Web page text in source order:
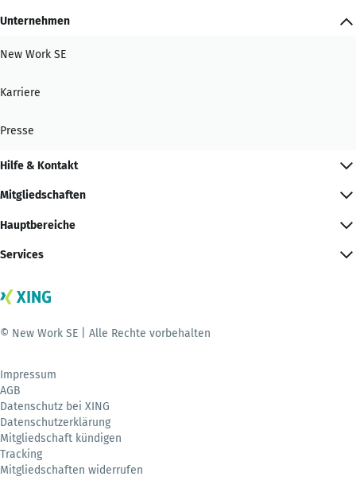
Unternehmen
New Work SE
Karriere
Presse
Hilfe & Kontakt
Mitgliedschaften
Hauptbereiche
Services
© New Work SE | Alle Rechte vorbehalten
Impressum
AGB
Datenschutz bei XING
Datenschutzerklärung
Mitgliedschaft kündigen
Tracking
Mitgliedschaften widerrufen